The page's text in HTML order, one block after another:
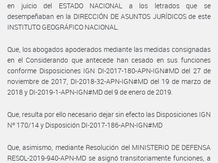
en juicio del ESTADO NACIONAL a los letrados que se
desempeñaban en la DIRECCIÓN DE ASUNTOS JURÍDICOS de este
INSTITUTO GEOGRÁFICO NACIONAL.
Que, los abogados apoderados mediante las medidas consignadas
en el Considerando que antecede han cesado en sus funciones
conforme Disposiciones IGN DI-2017-180-APN-IGN#MD del 27 de
noviembre de 2017, DI-2018-32-APN-IGN#MD del 19 de marzo de
2018 y DI-2019-1-APN-IGN#MD del 9 de enero de 2019.
Que, resulta por ello necesario dejar sin efecto las Disposiciones IGN
Nº 170/14 y Disposición DI-2017-186-APN-IGN#MD
Que, asimismo, mediante Resolución del MINISTERIO DE DEFENSA
RESOL-2019-940-APN-MD se asignó transitoriamente funciones, a